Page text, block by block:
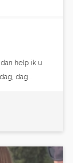
help ik u
dag...